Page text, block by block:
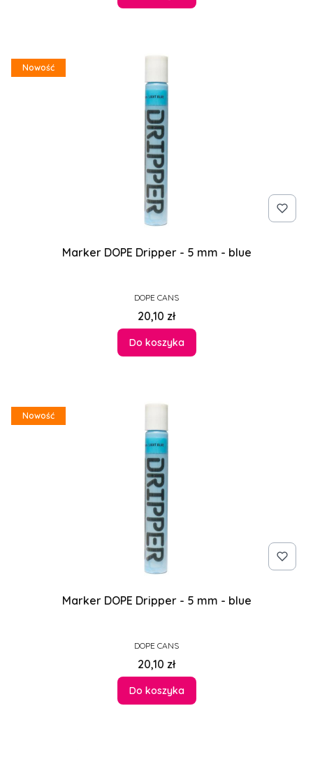
Nowość
Marker DOPE Dripper - 5 mm - blue
PRODUCENT
DOPE CANS
Cena
20,10 zł
Do koszyka
Nowość
Marker DOPE Dripper - 5 mm - blue
PRODUCENT
DOPE CANS
Cena
20,10 zł
Do koszyka